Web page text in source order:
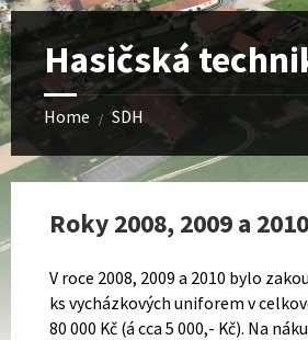
Hasičská
Home / SDH
Roky 2008, 2009 a 2010
V roce 2008, 2009 a 2010 bylo
ks vycházkových uniforem v
80 000 Kč (á cca 5 000,- Kč). Na